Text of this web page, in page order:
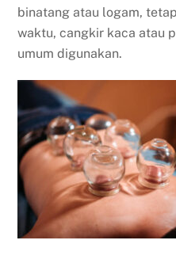
binatang atau logam,
waktu, cangkir kaca atau
umum digunakan.